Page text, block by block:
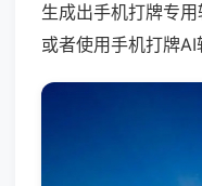
生成出手机打牌专
或者使用手机打牌AI